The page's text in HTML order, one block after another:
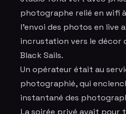
photographe relié en wifi
l'envoi des photos en live
incrustation vers le décor
Black Sails.
Un opérateur était au
photographié, qui
instantané des
La soirée privé avait pour